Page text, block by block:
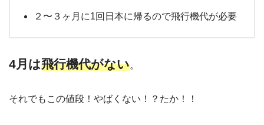
２〜３ヶ月に1回日本に帰るので飛行機代が必要
4月は飛行機代がない。
それでもこの値段！やばくない！？たか！！